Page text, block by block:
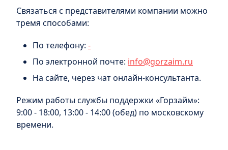
Связаться с представителями компании можно
тремя способами:
По телефону: -
По электронной почте: info@gorzaim.ru
На сайте, через чат онлайн-консультанта.
Режим работы службы поддержки «Горзайм»:
9:00 - 18:00, 13:00 - 14:00 (обед) по московскому
времени.